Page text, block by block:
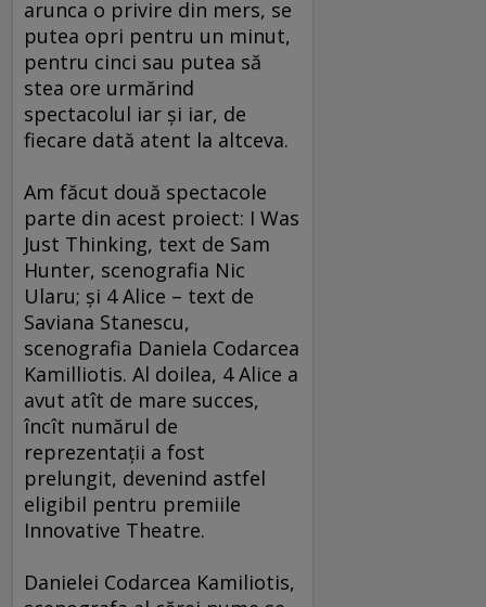
arunca o privire din mers, se
putea opri pentru un minut,
pentru cinci sau putea să
stea ore urmărind
spectacolul iar şi iar, de
fiecare dată atent la altceva.
Am făcut două spectacole
parte din acest proiect: I Was
Just Thinking, text de Sam
Hunter, scenografia Nic
Ularu; şi 4 Alice – text de
Saviana Stanescu,
scenografia Daniela Codarcea
Kamilliotis. Al doilea, 4 Alice a
avut atît de mare succes,
încît numărul de
reprezentaţii a fost
prelungit, devenind astfel
eligibil pentru premiile
Innovative Theatre.
Danielei Codarcea Kamiliotis,